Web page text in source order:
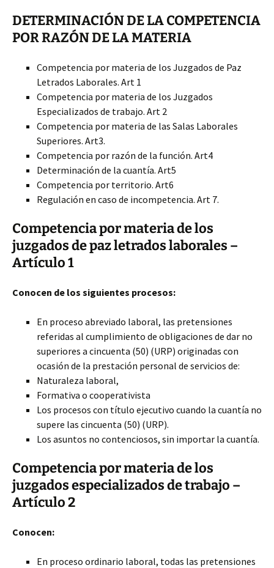
DETERMINACIÓN DE LA COMPETENCIA
POR RAZÓN DE LA MATERIA
Competencia por materia de los Juzgados de Paz
Letrados Laborales. Art 1
Competencia por materia de los Juzgados
Especializados de trabajo. Art 2
Competencia por materia de las Salas Laborales
Superiores. Art3.
Competencia por razón de la función. Art4
Determinación de la cuantía. Art5
Competencia por territorio. Art6
Regulación en caso de incompetencia. Art 7.
Competencia por materia de los
juzgados de paz letrados laborales –
Artículo 1
Conocen de los siguientes procesos:
En proceso abreviado laboral, las pretensiones
referidas al cumplimiento de obligaciones de dar no
superiores a cincuenta (50) (URP) originadas con
ocasión de la prestación personal de servicios de:
Naturaleza laboral,
Formativa o cooperativista
Los procesos con título ejecutivo cuando la cuantía no
supere las cincuenta (50) (URP).
Los asuntos no contenciosos, sin importar la cuantía.
Competencia por materia de los
juzgados especializados de trabajo –
Artículo 2
Conocen:
En proceso ordinario laboral, todas las pretensiones